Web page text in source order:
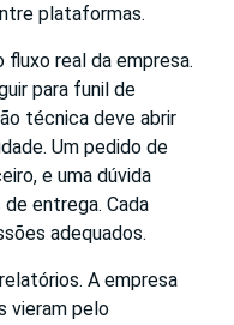
plataformas.
real da empresa.
para funil de
técnica deve abrir
Um pedido de
e uma dúvida
entrega. Cada
adequados.
A empresa
vieram pelo